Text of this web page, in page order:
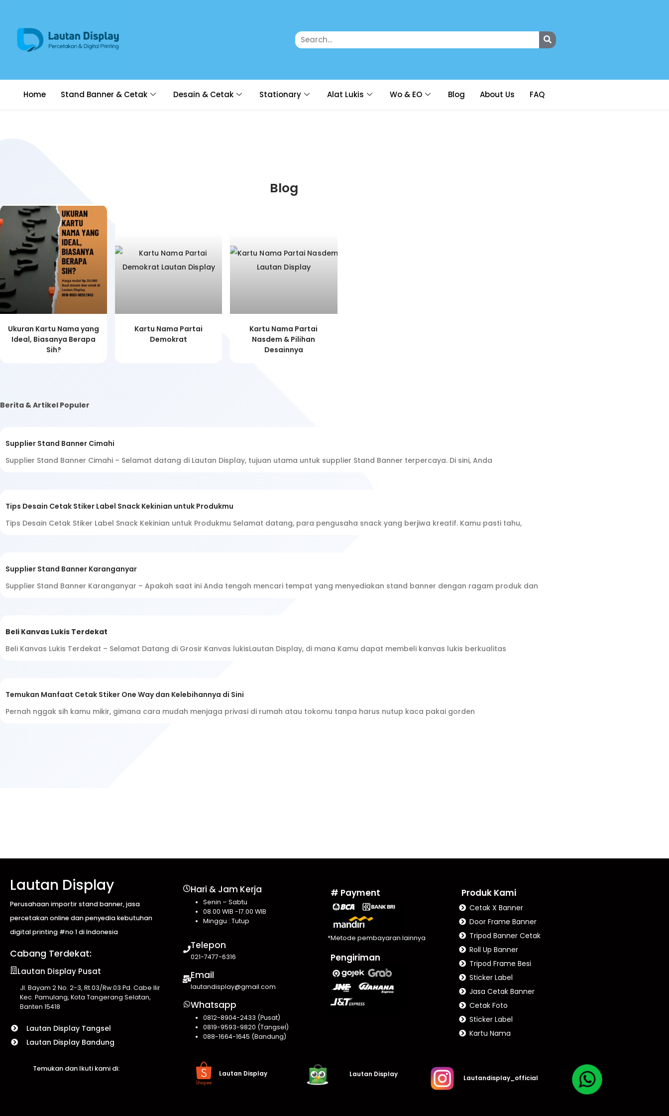
Home Stand Banner & Cetak Desain & Cetak Stationary Alat Lukis Wo & EO Blog About Us FAQ
Blog
Ukuran Kartu Nama yang
Ideal, Biasanya Berapa
Sih?
Kartu Nama Partai
Demokrat
Kartu Nama Partai
Nasdem & Pilihan
Desainnya
Berita & Artikel Populer
Supplier Stand Banner Cimahi
Supplier Stand Banner Cimahi – Selamat datang di Lautan Display, tujuan utama untuk supplier Stand Banner terpercaya. Di sini, Anda
Tips Desain Cetak Stiker Label Snack Kekinian untuk Produkmu
Tips Desain Cetak Stiker Label Snack Kekinian untuk Produkmu Selamat datang, para pengusaha snack yang berjiwa kreatif. Kamu pasti tahu,
Supplier Stand Banner Karanganyar
Supplier Stand Banner Karanganyar – Apakah saat ini Anda tengah mencari tempat yang menyediakan stand banner dengan ragam produk dan
Beli Kanvas Lukis Terdekat
Beli Kanvas Lukis Terdekat – Selamat Datang di Grosir Kanvas lukisLautan Display, di mana Kamu dapat membeli kanvas lukis berkualitas
Temukan Manfaat Cetak Stiker One Way dan Kelebihannya di Sini
Pernah nggak sih kamu mikir, gimana cara mudah menjaga privasi di rumah atau tokomu tanpa harus nutup kaca pakai gorden
Lautan Display
Perusahaan importir stand banner, jasa
percetakan online dan penyedia kebutuhan
digital printing #no 1 di Indonesia
Cabang Terdekat:
Lautan Display Pusat
Jl. Bayam 2 No. 2-3, Rt.03/Rw.03 Pd. Cabe Ilir
Kec. Pamulang, Kota Tangerang Selatan,
Banten 15418
Lautan Display Tangsel
Lautan Display Bandung
Hari & Jam Kerja
Senin – Sabtu
08.00 WIB -17.00 WIB
Minggu : Tutup
Telepon
021-7477-6316
Email
lautandisplay@gmail.com
Whatsapp
0812-8904-2433 (Pusat)
0819-9593-9820 (Tangsel)
088-1664-1645 (Bandung)
# Payment
*Metode pembayaran lainnya
Pengiriman
Produk Kami
Cetak X Banner
Door Frame Banner
Tripod Banner Cetak
Roll Up Banner
Tripod Frame Besi
Sticker Label
Jasa Cetak Banner
Cetak Foto
Sticker Label
Kartu Nama
Temukan dan Ikuti kami di:
Lautan Display Lautan Display
Lautandisplay_official